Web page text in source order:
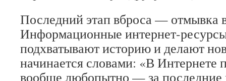
Последний этап вброса —
Информационные интернет-
подхватывают историю и делают
начинается словами: «В
вообще любопытно — за последние